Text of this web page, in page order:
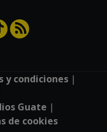
y condiciones|
Guate |
de cookies